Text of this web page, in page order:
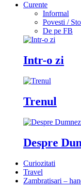
Curente
Informal
Povesti /
De pe FB
Intr-o zi
Trenul
Despre
Curiozitati
Travel
Zambratisari –